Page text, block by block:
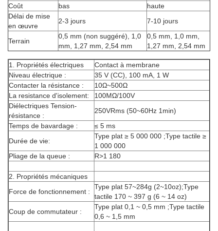
Coût
bas
haute
Délai de mise
en œuvre
2-3 jours 7-10 jours
Terrain
0,5 mm (non suggéré), 1,0
mm, 1,27 mm, 2,54 mm
0,5 mm, 1,0 mm,
1,27 mm, 2,54 mm
1. Propriétés électriques
Contact à membrane
Niveau électrique :
35 V (CC), 100 mA, 1 W
Contacter la résistance :
10Ω~500Ω
La resistance d'isolement:
100MΩ/100V
Diélectriques Tension-
résistance :
250VRms (50~60Hz 1min)
Temps de bavardage :
≤ 5 ms
Durée de vie:
Type plat ≥ 5 000 000 ;Type tactile ≥
1 000 000
Pliage de la queue :
R>1 180
2. Propriétés mécaniques
Force de fonctionnement :
Type plat 57~284g (2~10oz);Type
tactile 170 ~ 397 g (6 ~ 14 oz)
Coup de commutateur :
Type plat 0,1 ~ 0,5 mm ;Type tactile
0,6 ~ 1,5 mm